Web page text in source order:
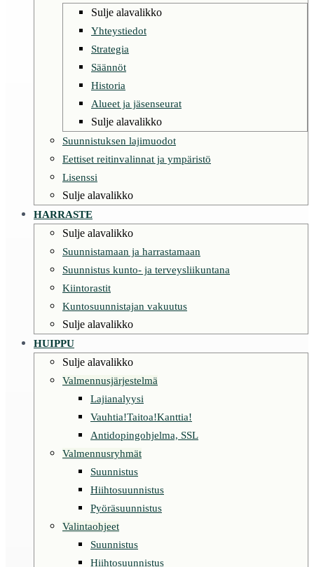
Sulje alavalikko
Yhteystiedot
Strategia
Säännöt
Historia
Alueet ja jäsenseurat
Sulje alavalikko
Suunnistuksen lajimuodot
Eettiset reitinvalinnat ja ympäristö
Lisenssi
Sulje alavalikko
HARRASTE
Sulje alavalikko
Suunnistamaan ja harrastamaan
Suunnistus kunto- ja terveysliikuntana
Kiintorastit
Kuntosuunnistajan vakuutus
Sulje alavalikko
HUIPPU
Sulje alavalikko
Valmennusjärjestelmä
Lajianalyysi
Vauhtia!Taitoa!Kanttia!
Antidopingohjelma, SSL
Valmennusryhmät
Suunnistus
Hiihtosuunnistus
Pyöräsuunnistus
Valintaohjeet
Suunnistus
Hiihtosuunnistus